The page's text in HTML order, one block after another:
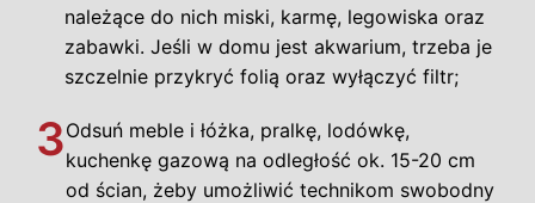
należące do nich miski, karmę, legowiska oraz
zabawki. Jeśli w domu jest akwarium, trzeba je
szczelnie przykryć folią oraz wyłączyć filtr;
3Odsuń meble i łóżka, pralkę, lodówkę,
kuchenkę gazową na odległość ok. 15-20 cm
od ścian, żeby umożliwić technikom swobodny